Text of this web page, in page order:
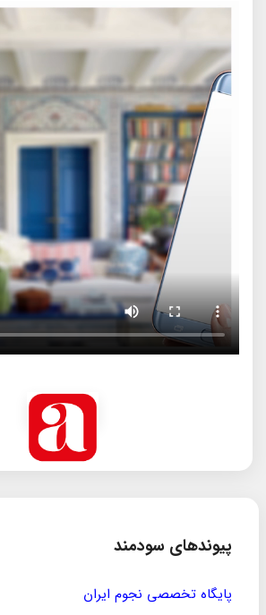
پیوندهای سودمند
مؤسسه ی پژوهشی حکمت و فلسفه ی ایران